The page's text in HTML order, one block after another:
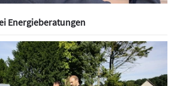
Energieberatungen